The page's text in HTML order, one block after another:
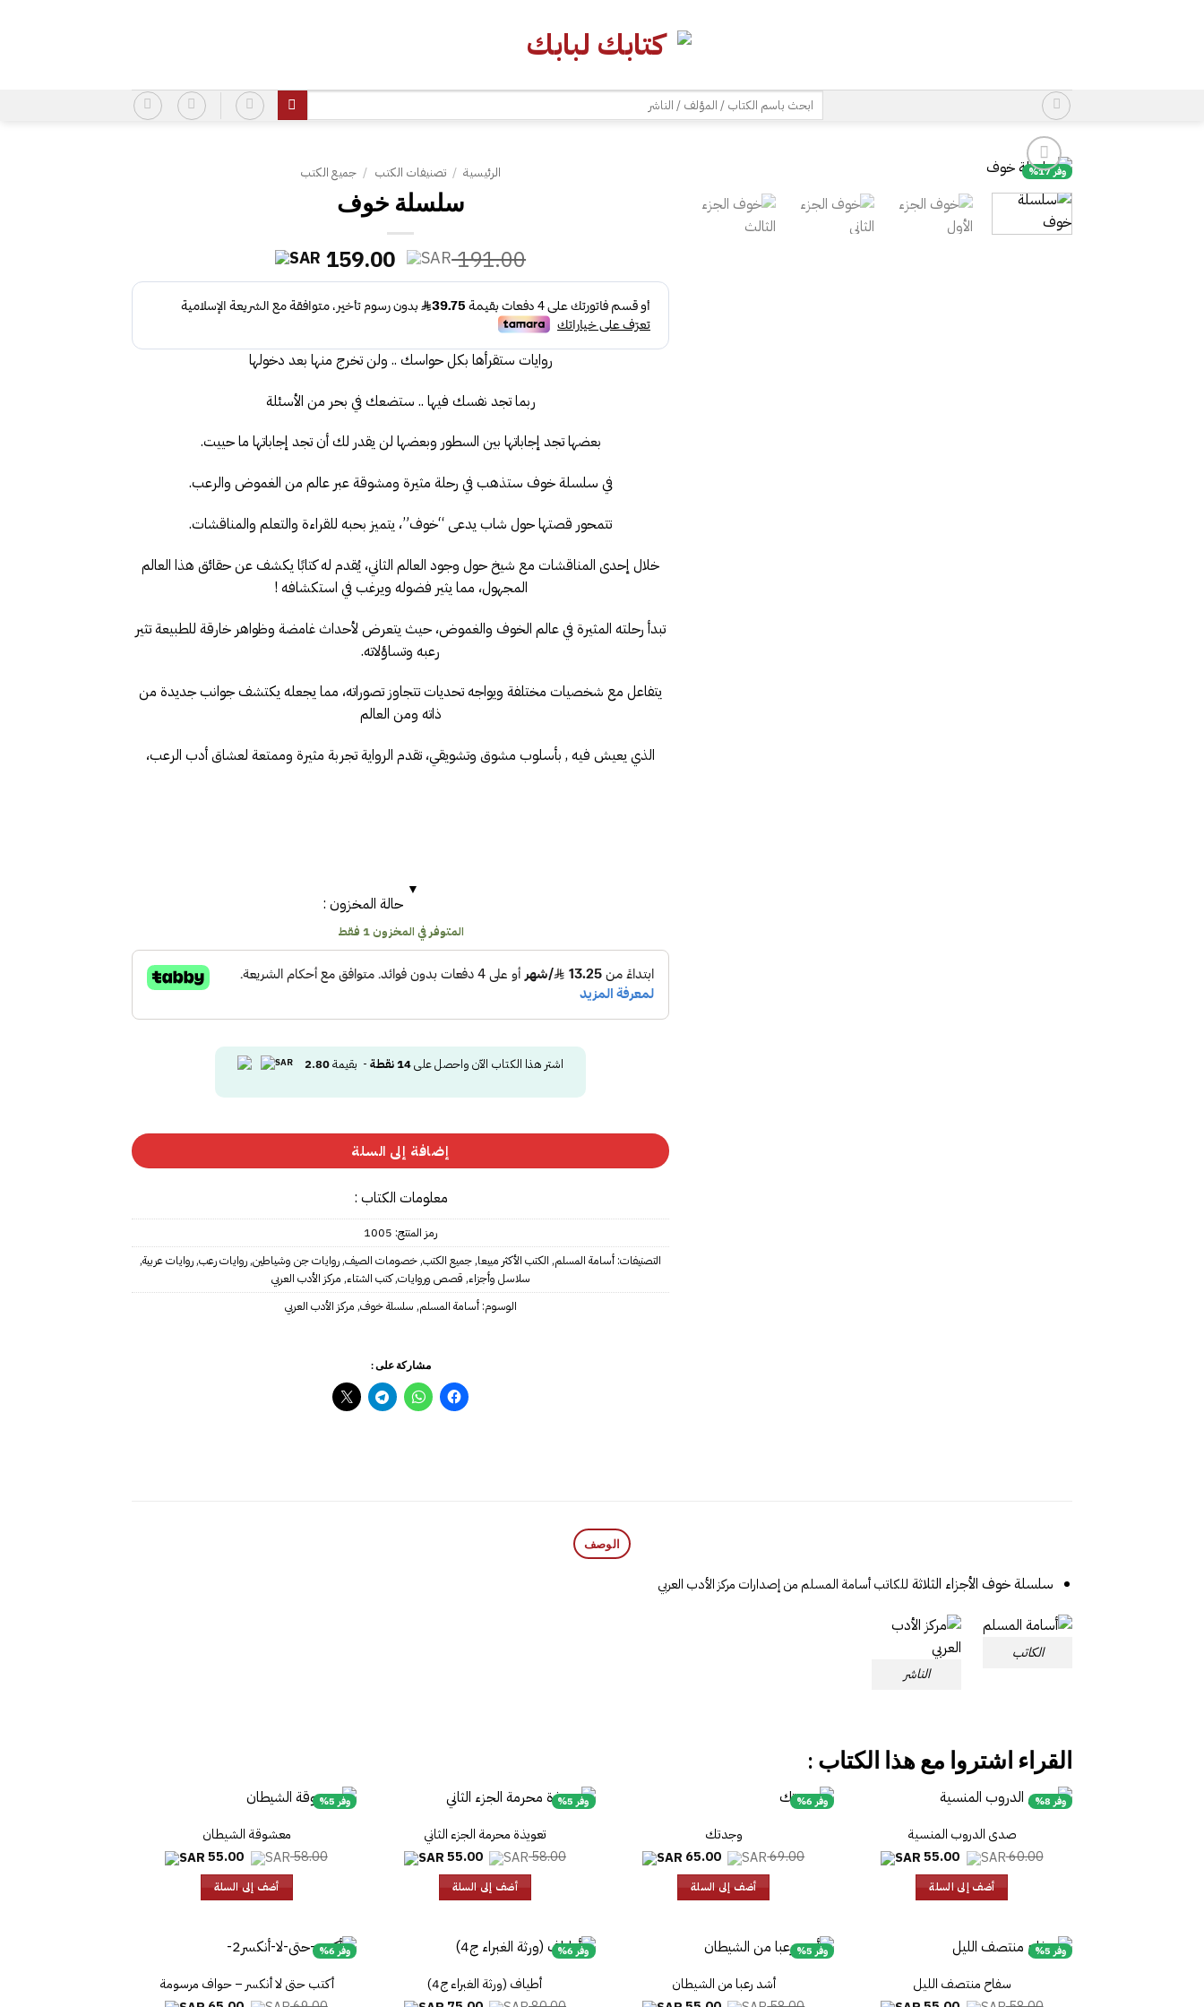
البحث
عن:
وفر 17% الرئيسية / تصنيفات الكتب / جميع الكتب
سلسلة خوف
191.00 السعر
الأصلي
هو:
159.00 السعر
الحالي
هو:
159.00.
روايات ستقرأها بكل حواسك .. ولن تخرج منها بعد دخولها
ربما تجد نفسك فيها .. ستضعك في بحر من الأسئلة
بعضها تجد إجاباتها بين السطور وبعضها لن يقدر لك أن تجد إجاباتها ما حييت.
في سلسلة خوف ستذهب في رحلة مثيرة ومشوقة عبر عالم من الغموض والرعب.
تتمحور قصتها حول شاب يدعى “خوف”، يتميز بحبه للقراءة والتعلم والمناقشات.
خلال إحدى المناقشات مع شيخ حول وجود العالم الثاني، يُقدم له كتابًا يكشف عن حقائق هذا العالم
المجهول، مما يثير فضوله ويرغب في استكشافه !
تبدأ رحلته المثيرة في عالم الخوف والغموض، حيث يتعرض لأحداث غامضة وظواهر خارقة للطبيعة تثير
رعبه وتساؤلاته.
يتفاعل مع شخصيات مختلفة ويواجه تحديات تتجاوز تصوراته، مما يجعله يكتشف جوانب جديدة من
ذاته ومن العالم
الذي يعيش فيه , بأسلوب مشوق وتشويقي، تقدم الرواية تجربة مثيرة وممتعة لعشاق أدب الرعب،
حالة المخزون :
المتوفر في المخزون 1 فقط
اشتر هذا الكتاب الآن واحصل على14نقطة - بقيمة2.80
إضافة إلى السلة
معلومات الكتاب :
رمز المنتج: 1005
التصنيفات: أسامة المسلم, الكتب الأكثر مبيعا,جميع الكتب,خصومات الصيف,روايات جن وشياطين,روايات رعب,روايات عربية,
سلاسل وأجزاء, قصص وروايات,كتب الشتاء, مركز الأدب العربي
الوسوم:أسامة المسلم, سلسلة خوف, مركز الأدب العربي
مشاركة على :
الوصف
سلسلة خوف الأجزاء الثلاثة للكاتب أسامة المسلم من إصدارات مركز الأدب العربي
الكاتب
الناشر
القراء اشتروا مع هذا الكتاب :
وفر 8%
صدى الدروب المنسية
60.00
السعر
هو:
60.00.
55.00 السعر
الحالي
أضف إلى السلة
وفر 6%
وجدتك
69.00
السعر
هو:
69.00.
65.00 السعر
الحالي
أضف إلى السلة
وفر 5%
تعويذة محرمة الجزء الثاني
58.00
السعر
هو:
58.00.
55.00 السعر
الحالي
أضف إلى السلة
وفر 5%
معشوقة الشيطان
58.00
السعر
هو:
58.00.
55.00 السعر
الحالي
أضف إلى السلة
وفر 5%
سفاح منتصف الليل
وفر 5%
أشد رعبا من الشيطان
وفر 6%
أطياف (ورثة الغبراء ج4)
وفر 6%
أكتب حتى لا أنكسر – حواف مرسومة